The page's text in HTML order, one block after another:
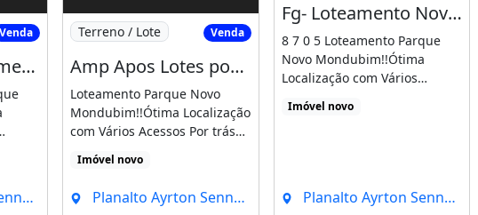
com Infraestrutura
Venda
Amp Apos Loteamento com Infraestrutura Completa no José Walter9 4 8 6 7
- CE
Imagem: Amp Apos Lotes por Trás da Curva da Viúva
Terreno / Lote Venda
Amp Apos Lotes por Trás da Curva da Viúva no José Walter. Logo
Loteamento Parque Novo
Mondubim!!Ótima Localização
com Vários Acessos Por trás
Imóvel novo
Planalto Ayrton Senna, Fortaleza - CE
Fg- Loteamento Novo Mondubim no José Walter Pronto para Construir 1 8 7 10 5
8 7 0 5 Loteamento Parque
Novo Mondubim!!Ótima
Localização com Vários
Imóvel novo
Planalto Ayrton Senna, Fortaleza - CE